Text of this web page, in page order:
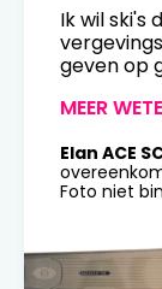
10
17
24
Ik wil ski's
geven op
MEER
Elan ACE
Foto niet